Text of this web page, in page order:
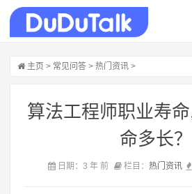
主页 > 常见问答 > 热门资讯 >
算法工程师职业寿
命多长？
日期：3 年 前 栏目： 热门资讯